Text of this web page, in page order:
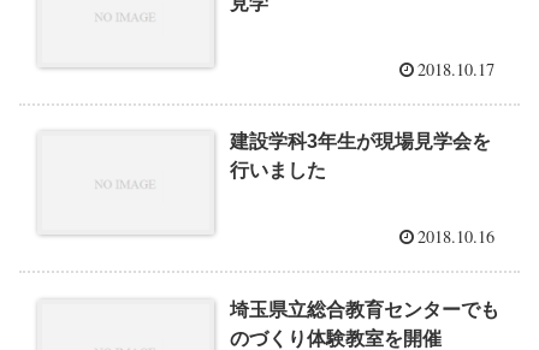
2018.10.17
建設学科3年生が現場見学会を
行いました
2018.10.16
埼玉県立総合教育センターでも
のづくり体験教室を開催